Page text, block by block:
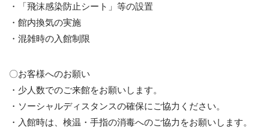
・「飛沫感染防止シート」等の設置
・館内換気の実施
・混雑時の入館制限
〇お客様へのお願い
・少人数でのご来館をお願いします。
・ソーシャルディスタンスの確保にご協力ください。
・入館時は、検温・手指の消毒へのご協力をお願いします。